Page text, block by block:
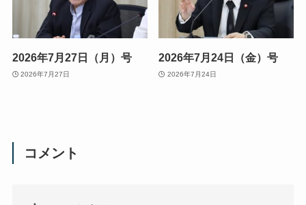
2026年7月27日（月）号
2026年7月27日
2026年7月24日（金）号
2026年7月24日
コメント